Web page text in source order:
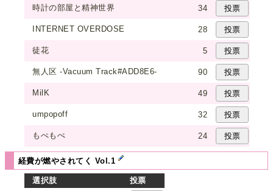
時計の部屋と精神世界 34
INTERNET OVERDOSE 28
徒花 5
無人区 -Vacuum Track#ADD8E6- 90
MilK 49
umpopoff 32
もぺもぺ 24
経費が燃やされてく Vol.1
選択肢
投票